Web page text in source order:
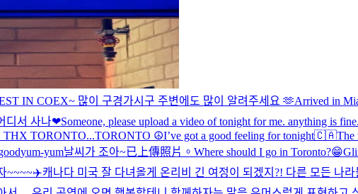
IN COEX~ 많이 구경가시구 주변에도 많이 알려주세요 🫶Arrived in
디서 사나❤Someone, please upload a video of tonight for me. anything is
THX TORONTO...TORONTO ☮️I’ve got a good feeling for tonight🇨🇦The
yum-yum날씨가 조아~已上傳照片。 Where should I go in Toronto?😁
~~~~✈️캐나다 미국 잘 다녀올게 온리비 긴 여정이 되겠지?! 다른 모든 나